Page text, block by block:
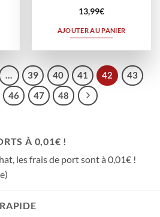
13,99€
AJOUTER AU PANIER
… 39 40 41 42
43
46 47 48
À 0,01€ !
les frais de port sont à 0,01€ !